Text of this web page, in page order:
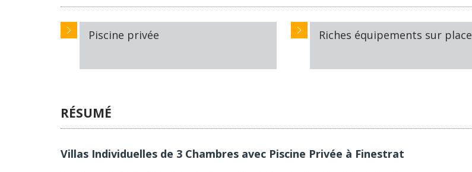
Piscine privée Riches équipements sur place
RÉSUMÉ
Villas Individuelles de 3 Chambres avec Piscine Privée à Finestrat